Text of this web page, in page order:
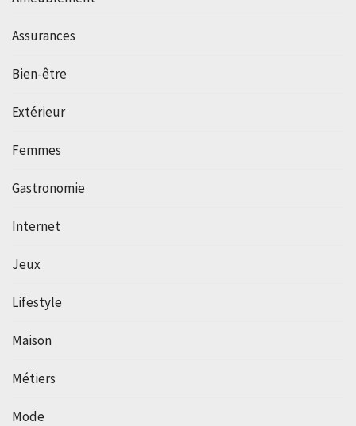
Assurances
Bien-être
Extérieur
Femmes
Gastronomie
Internet
Jeux
Lifestyle
Maison
Métiers
Mode